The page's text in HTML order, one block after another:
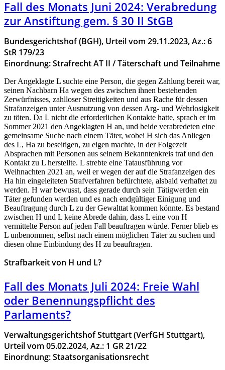
Fall des Monats Juni 2024: Verabredung
zur Anstiftung gem. § 30 II StGB
Bundesgerichtshof (BGH), Urteil vom 29.11.2023, Az.: 6
StR 179/23
Einordnung: Strafrecht AT II / Täterschaft und Teilnahme
Der Angeklagte L suchte eine Person, die gegen Zahlung bereit war,
seinen Nachbarn Ha wegen des zwischen ihnen bestehenden
Zerwürfnisses, zahlloser Streitigkeiten und aus Rache für dessen
Strafanzeigen unter Ausnutzung von dessen Arg- und Wehrlosigkeit
zu töten. Da L nicht die erforderlichen Kontakte hatte, sprach er im
Sommer 2021 den Angeklagten H an, und beide verabredeten eine
gemeinsame Suche nach einem Täter, wobei H sich das Anliegen
des L, Ha zu beseitigen, zu eigen machte, in der Folgezeit
Absprachen mit Personen aus seinem Bekanntenkreis traf und den
Kontakt zu L herstellte. L strebte eine Tatausführung vor
Weihnachten 2021 an, weil er wegen der auf die Strafanzeigen des
Ha hin eingeleiteten Strafverfahren befürchtete, alsbald verhaftet zu
werden. H war bewusst, dass gerade durch sein Tätigwerden ein
Täter gefunden werden und es nach endgültiger Einigung und
Beauftragung durch L zu der Gewalttat kommen könnte. Es bestand
zwischen H und L keine Abrede dahin, dass L eine von H
vermittelte Person auf jeden Fall beauftragen würde. Ferner blieb es
L unbenommen, selbst nach einem möglichen Täter zu suchen und
diesen ohne Einbindung des H zu beauftragen.
Strafbarkeit von H und L?
Fall des Monats Juli 2024: Freie Wahl
oder Benennungspflicht des
Parlaments?
Verwaltungsgerichtshof Stuttgart (VerfGH Stuttgart),
Urteil vom 05.02.2024, Az.: 1 GR 21/22
Einordnung: Staatsorganisationsrecht